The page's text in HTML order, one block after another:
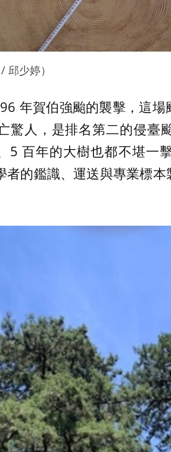
邱少婷）
年賀伯強颱的襲擊，這
驚人，是排名第二的侵臺
5 百年的大樹也都不堪一
者的鑑識、運送與專業標